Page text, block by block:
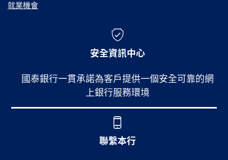
就業機會
安全資訊中心
國泰銀行一貫承諾為客戶提供一個安全可靠的網
上銀行服務環境
聯繫本行